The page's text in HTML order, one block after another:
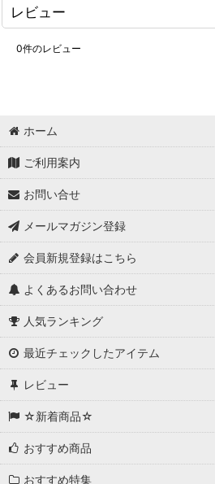
レビュー
0件のレビュー
ホーム
ご利用案内
お問い合せ
メールマガジン登録
会員新規登録はこちら
よくあるお問い合わせ
人気ランキング
最近チェックしたアイテム
レビュー
☆新着商品☆
おすすめ商品
おすすめ特集